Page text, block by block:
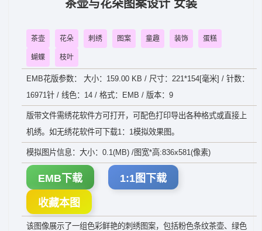
茶壶与花朵图案设计 女装
茶壶 花朵 刺绣 图案 童趣 装饰 蛋糕
蝴蝶 枝叶
EMB花版参数： 大小：159.00 KB / 尺寸：221*154[毫米] / 针数：
16971针 / 线色：14 / 格式：EMB / 版本：9
版带文件需绣花软件方可打开，可配色打印导出各种格式或直接上
机绣。如无绣花软件可下载1：1模拟效果图。
模拟图片信息：大小：0.1(MB) /图宽*高:836x581(像素)
EMB下载 1:1图下载
收藏本图
该图像展示了一组色彩鲜艳的刺绣图案，包括粉色条纹茶壶、绿色